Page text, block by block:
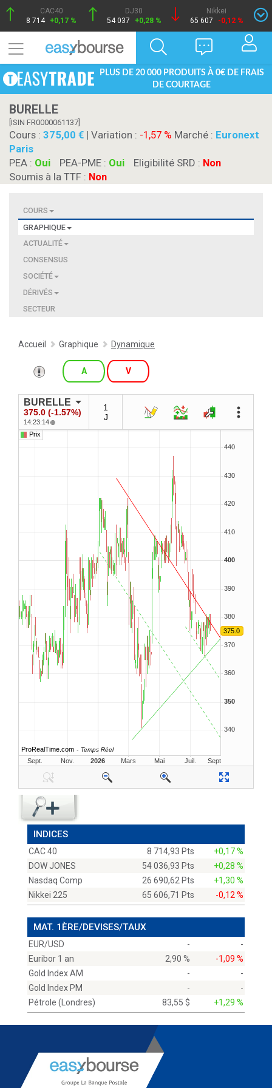
CAC40
8 714 +0,17 %
DJ30
54 037
+0,28 %
Nikkei
65 607
-0,12 %
PLUS DE 20 000 PRODUITS À 0€ DE FRAIS
DE COURTAGE
BURELLE
[ISIN FR0000061137]
Cours : 375,00 | Variation : -1,57 % Marché : Euronext
Paris
PEA : Oui PEA-PME : Oui Eligibilité SRD : Non
Soumis à la TTF : Non
COURS
GRAPHIQUE
ACTUALITÉ
CONSENSUS
SOCIÉTÉ
DÉRIVÉS
SECTEUR
Accueil Graphique Dynamique
A V
INDICES
CAC 40 8 714,93 Pts
+0,17 %
DOW JONES
54 036,93 Pts
+0,28 %
Nasdaq Comp
26 690,62 Pts
+1,30 %
Nikkei 225
65 606,71 Pts -0,12 %
MAT. 1ÈRE/DEVISES/TAUX
EUR/USD -
-
Euribor 1 an
2,90 %
-1,09 %
Gold Index AM
-
-
Gold Index PM
-
-
Pétrole (Londres)
83,55 $ +1,29 %